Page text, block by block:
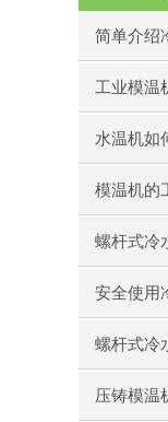
简单介绍
水机组的
工业模温
绍
水温机如
模温机的
螺杆式冷
安全使用
螺杆式冷
压铸模温